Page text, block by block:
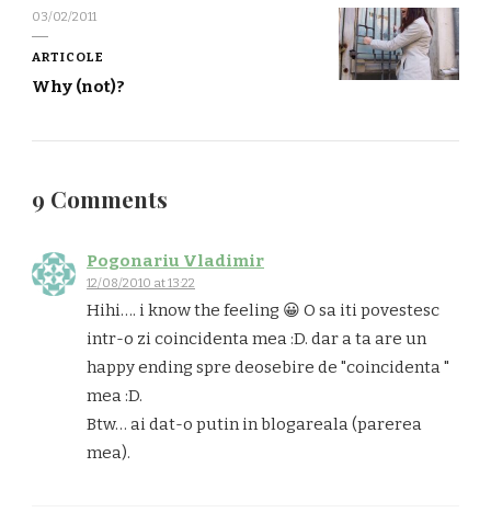
03/02/2011
ARTICOLE
Why (not)?
9 Comments
Pogonariu Vladimir
12/08/2010 at 13:22
Hihi…. i know the feeling 😀 O sa iti povestesc
intr-o zi coincidenta mea :D. dar a ta are un
happy ending spre deosebire de "coincidenta "
mea :D.
Btw… ai dat-o putin in blogareala (parerea
mea).